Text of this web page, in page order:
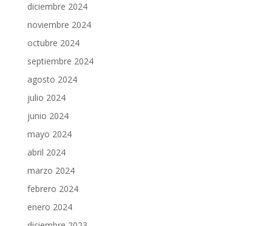
diciembre 2024
noviembre 2024
octubre 2024
septiembre 2024
agosto 2024
julio 2024
junio 2024
mayo 2024
abril 2024
marzo 2024
febrero 2024
enero 2024